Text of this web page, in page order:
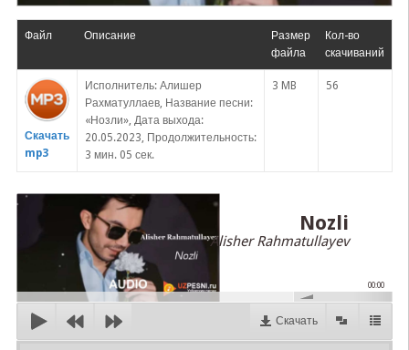
Файл Описание
Размер
файла
Кол-во
скачиваний
Скачать
mp3
Исполнитель: Алишер
Рахматуллаев, Название песни:
«Нозли», Дата выхода:
20.05.2023, Продолжительность:
3 мин. 05 сек.
3 MB 56
Nozli
Alisher Rahmatullayev
00:00
Скачать